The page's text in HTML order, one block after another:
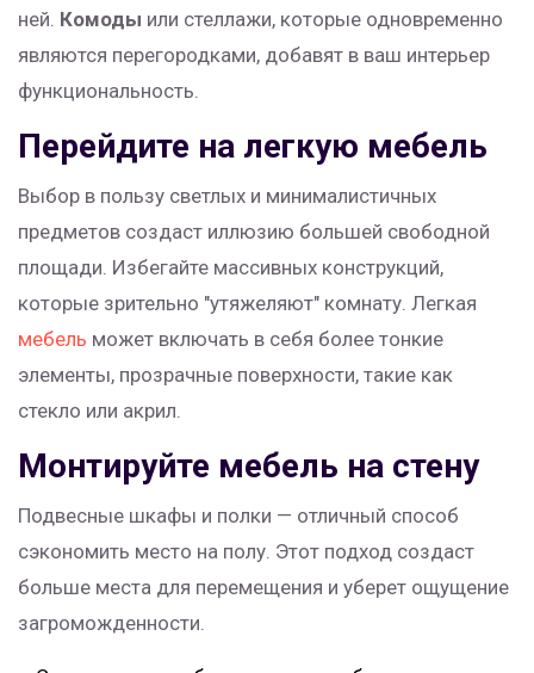
ней. Комоды или стеллажи, которые одновременно
являются перегородками, добавят в ваш интерьер
функциональность.
Перейдите на легкую мебель
Выбор в пользу светлых и минималистичных
предметов создаст иллюзию большей свободной
площади. Избегайте массивных конструкций,
которые зрительно "утяжеляют" комнату. Легкая
мебель может включать в себя более тонкие
элементы, прозрачные поверхности, такие как
стекло или акрил.
Монтируйте мебель на стену
Подвесные шкафы и полки — отличный способ
сэкономить место на полу. Этот подход создаст
больше места для перемещения и уберет ощущение
загроможденности.